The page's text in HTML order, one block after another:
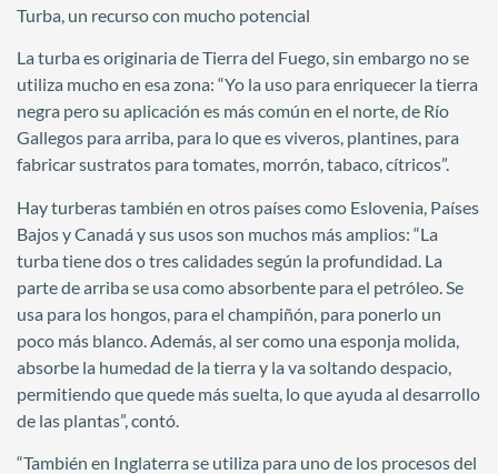
Turba, un recurso con mucho potencial
La turba es originaria de Tierra del Fuego, sin embargo no se
utiliza mucho en esa zona: “Yo la uso para enriquecer la tierra
negra pero su aplicación es más común en el norte, de Río
Gallegos para arriba, para lo que es viveros, plantines, para
fabricar sustratos para tomates, morrón, tabaco, cítricos”.
Hay turberas también en otros países como Eslovenia, Países
Bajos y Canadá y sus usos son muchos más amplios: “La
turba tiene dos o tres calidades según la profundidad. La
parte de arriba se usa como absorbente para el petróleo. Se
usa para los hongos, para el champiñón, para ponerlo un
poco más blanco. Además, al ser como una esponja molida,
absorbe la humedad de la tierra y la va soltando despacio,
permitiendo que quede más suelta, lo que ayuda al desarrollo
de las plantas”, contó.
“También en Inglaterra se utiliza para uno de los procesos del